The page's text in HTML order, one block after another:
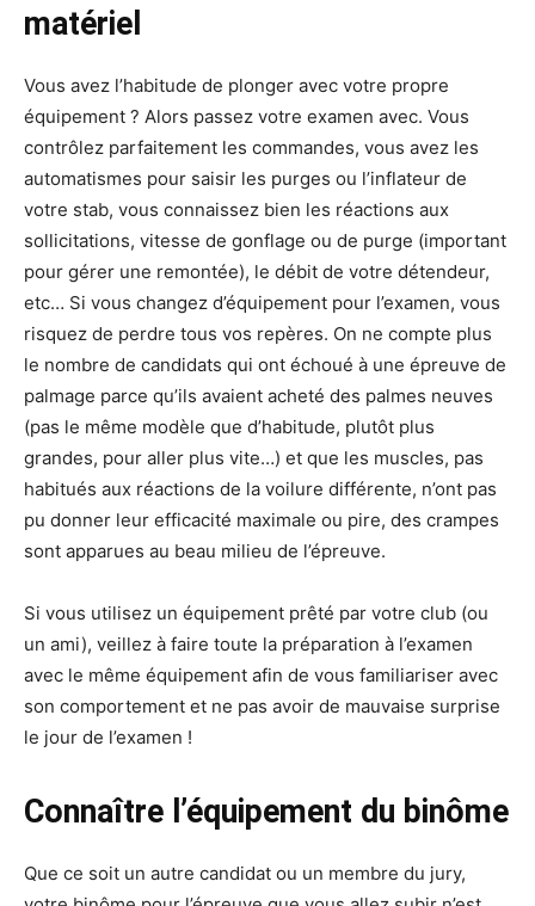
matériel
Vous avez l’habitude de plonger avec votre propre
équipement ? Alors passez votre examen avec. Vous
contrôlez parfaitement les commandes, vous avez les
automatismes pour saisir les purges ou l’inflateur de
votre stab, vous connaissez bien les réactions aux
sollicitations, vitesse de gonflage ou de purge (important
pour gérer une remontée), le débit de votre détendeur,
etc… Si vous changez d’équipement pour l’examen, vous
risquez de perdre tous vos repères. On ne compte plus
le nombre de candidats qui ont échoué à une épreuve de
palmage parce qu’ils avaient acheté des palmes neuves
(pas le même modèle que d’habitude, plutôt plus
grandes, pour aller plus vite…) et que les muscles, pas
habitués aux réactions de la voilure différente, n’ont pas
pu donner leur efficacité maximale ou pire, des crampes
sont apparues au beau milieu de l’épreuve.
Si vous utilisez un équipement prêté par votre club (ou
un ami), veillez à faire toute la préparation à l’examen
avec le même équipement afin de vous familiariser avec
son comportement et ne pas avoir de mauvaise surprise
le jour de l’examen !
Connaître l’équipement du binôme
Que ce soit un autre candidat ou un membre du jury,